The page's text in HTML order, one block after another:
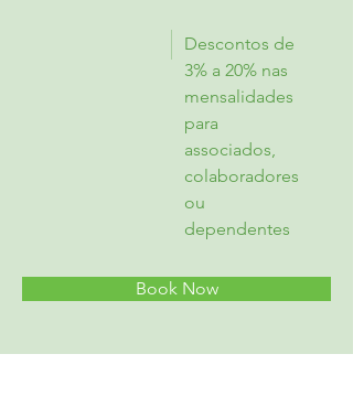
Descontos de
3% a 20% nas
mensalidades
para
associados,
colaboradores
ou
dependentes
Book Now